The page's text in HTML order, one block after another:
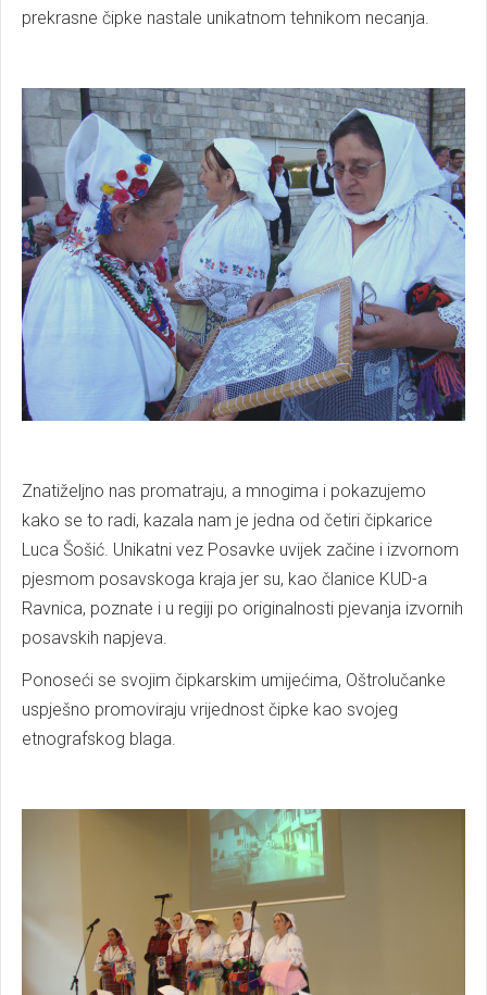
prekrasne čipke nastale unikatnom tehnikom necanja.
Znatiželjno nas promatraju, a mnogima i pokazujemo
kako se to radi, kazala nam je jedna od četiri čipkarice
Luca Šošić. Unikatni vez Posavke uvijek začine i izvornom
pjesmom posavskoga kraja jer su, kao članice KUD-a
Ravnica, poznate i u regiji po originalnosti pjevanja izvornih
posavskih napjeva.
Ponoseći se svojim čipkarskim umijećima, Oštrolučanke
uspješno promoviraju vrijednost čipke kao svojeg
etnografskog blaga.